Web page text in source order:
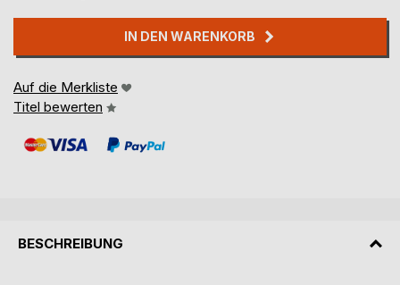
IN DEN WARENKORB
Auf die Merkliste
Titel bewerten
BESCHREIBUNG